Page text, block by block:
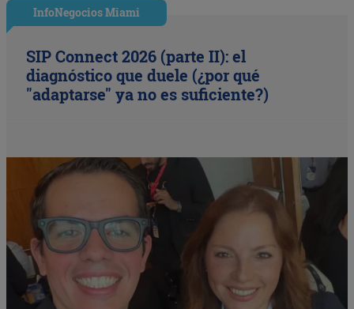
InfoNegocios Miami
SIP Connect 2026 (parte II): el
diagnóstico que duele (¿por qué
"adaptarse" ya no es suficiente?)